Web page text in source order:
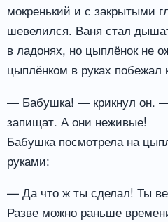
мокренький и с закрытыми
шевелился. Ваня стал
в ладонях, но цыплёнок не
цыплёнком в руках побежал
— Бабушка! — крикнул он.
запищат. А они неживые!
Бабушка посмотрела на
руками:
— Да что ж ты сделал! Ты
Разве можно раньше